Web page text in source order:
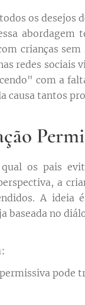
os
abordagem
crianças
redes sociais
com a
causa tantos
qual os pais
a
A ideia
baseada no
pode